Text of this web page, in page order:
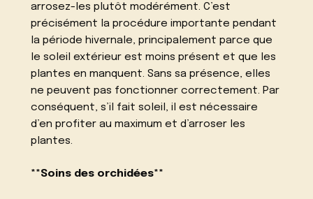
arrosez-les plutôt modérément. C’est
précisément la procédure importante pendant
la période hivernale, principalement parce que
le soleil extérieur est moins présent et que les
plantes en manquent. Sans sa présence, elles
ne peuvent pas fonctionner correctement. Par
conséquent, s’il fait soleil, il est nécessaire
d’en profiter au maximum et d’arroser les
plantes.
**Soins des orchidées**